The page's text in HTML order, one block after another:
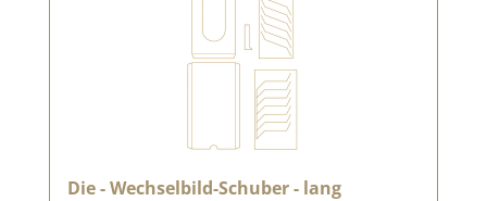
Die - Wechselbild-Schuber - lang